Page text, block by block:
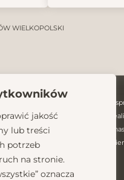
jakość
lub treści
potrzeb
na stronie.
oznacza
WIELKOPOLSKI
/ REGON: 380988273
W
O nas